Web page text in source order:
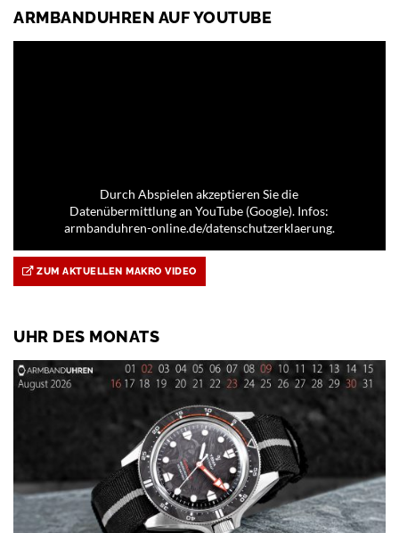
ARMBANDUHREN AUF YOUTUBE
Durch Abspielen akzeptieren Sie die
Datenübermittlung an YouTube (Google). Infos:
armbanduhren-online.de/datenschutzerklaerung.
ZUM AKTUELLEN MAKRO VIDEO
UHR DES MONATS